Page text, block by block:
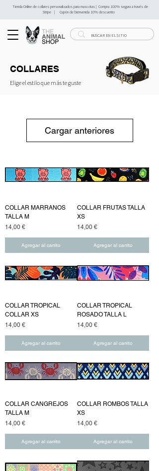
Tienda Online de collares personalizados para mascotas | Compra 100% segura a través de
Stripe | Cupón de bienvenida 10% descuento
COLLARES
Elige el estilo que más te guste
Cargar anteriores
COLLAR MARRANOS
TALLA M
Precio
14,00 €
Agregar al carrito
COLLAR FRUTAS TALLA
XS
Precio
14,00 €
Agregar al carrito
COLLAR TROPICAL
COLLAR XS
Precio
14,00 €
Agregar al carrito
COLLAR TROPICAL
ROSADO TALLA L
Precio
14,00 €
Agregar al carrito
COLLAR CANGREJOS
TALLA M
Precio
14,00 €
Agregar al carrito
COLLAR ROMBOS TALLA
XS
Precio
14,00 €
Agregar al carrito